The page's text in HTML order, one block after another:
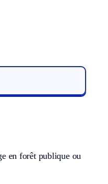
en forêt publique ou